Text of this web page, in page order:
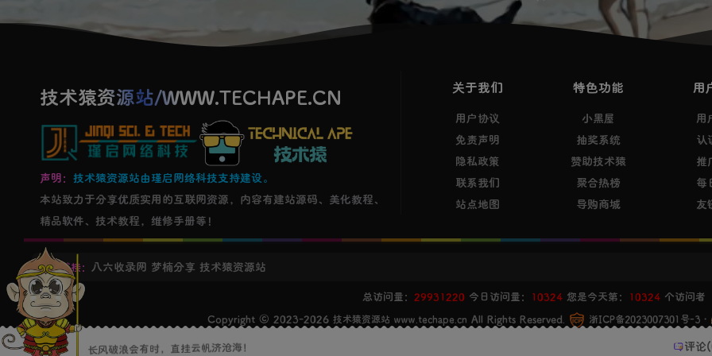
技术猿资源站/WWW.TECHAPE.CN
声明： 技术猿资源站由瑾启网络科技支持建设。
本站致力于分享优质实用的互联网资源，内容有建站源码、美化教程、
精品软件、技术教程，维修手册等！
关于我们
用户协议
免责声明
隐私政策
联系我们
站点地图
特色功能
小黑屋
抽奖系统
赞助技术猿
聚合热榜
导购商城
用
用
认
推
每
友
友情链接： 八六收录网 梦楠分享 技术猿资源站
总访问量： 29931220 今日访问量： 10324 您是今天第： 10324 个访问者
Copyright © 2023-2026 技术猿资源站 www.techape.cn All Rights Reserved. 浙ICP备2023007301号-3・
长风破浪会有时，直挂云帆济沧海！ 评论(